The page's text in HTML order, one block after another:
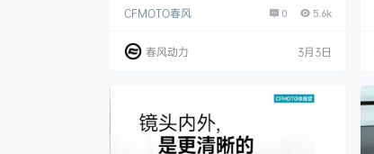
CFMOTO春风
0 5.6k
春风动力 3月3日